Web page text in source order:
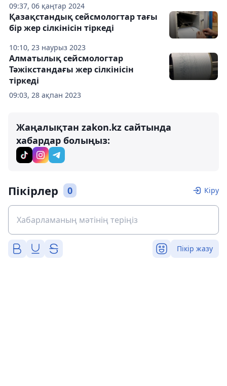
09:37, 06 қаңтар 2024
10:10, 23 наурыз 2023
Қазақстандық сейсмологтар тағы
бір жер сілкінісін тіркеді
09:03, 28 ақпан 2023
Алматылық сейсмологтар
Тәжікстандағы жер сілкінісін
тіркеді
Жаңалықтан zakon.kz сайтында
хабардар болыңыз:
Пікірлер 0 Кіру
Пікір жазу